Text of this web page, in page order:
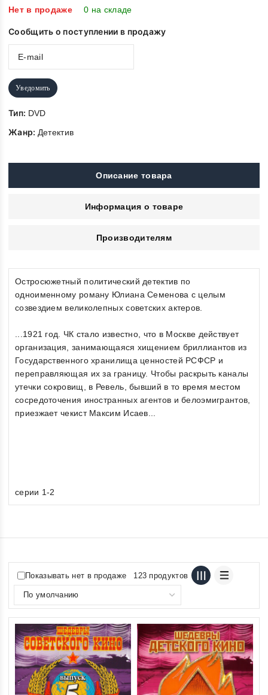
5
Нет в продаже 0 на складе
Сообщить о поступлении в продажу
Уведомить
Тип: DVD
Жанр: Детектив
Описание товара
Информация о товаре
Производителям
Остросюжетный политический детектив по
одноименному роману Юлиана Семенова с целым
созвездием великолепных советских актеров.
...1921 год. ЧК стало известно, что в Москве действует
организация, занимающаяся хищением бриллиантов из
Государственного хранилища ценностей РСФСР и
переправляющая их за границу. Чтобы раскрыть каналы
утечки сокровищ, в Ревель, бывший в то время местом
сосредоточения иностранных агентов и белоэмигрантов,
приезжает чекист Максим Исаев...
серии 1-2
Показывать нет в продаже 123 продуктов